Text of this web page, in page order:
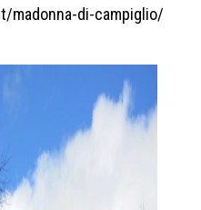
madonna-di-campiglio/